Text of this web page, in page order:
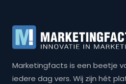
Marketingfacts is een beetje
iedere dag vers. Wij zijn hét